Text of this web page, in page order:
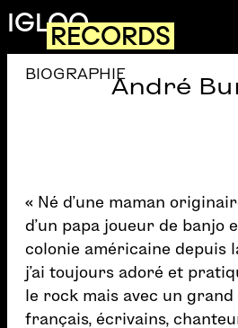
Aller au contenu principal
IGLOORECORDS
André
BIOGRAPHIE
« Né d’une maman
d’un papa joueur de banjo
colonie américaine depuis
j’ai toujours adoré et
le rock mais avec un
français, écrivains,